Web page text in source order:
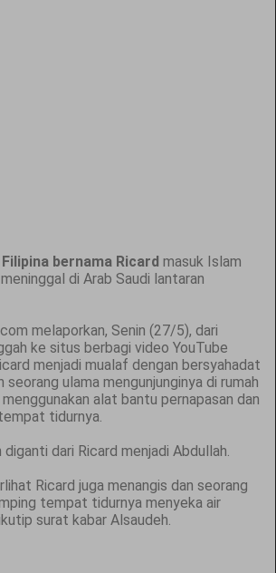
Filipina bernama Ricard masuk Islam
di Arab Saudi lantaran
melaporkan, Senin (27/5), dari
ke situs berbagi video YouTube
menjadi mualaf dengan bersyahadat
seorang ulama mengunjunginya di rumah
alat bantu pernapasan dan
tidurnya.
diganti dari Ricard menjadi Abdullah.
Ricard juga menangis dan seorang
tempat tidurnya menyeka air
surat kabar Alsaudeh.